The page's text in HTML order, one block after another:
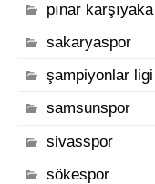
pınar karşıyaka
sakaryaspor
şampiyonlar ligi
samsunspor
sivasspor
sökespor